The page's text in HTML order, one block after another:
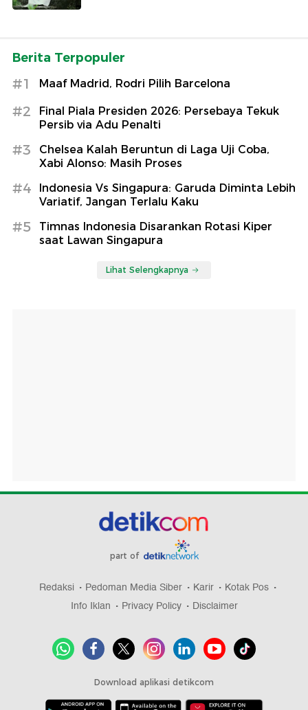
Berita Terpopuler
#1 Maaf Madrid, Rodri Pilih Barcelona
#2
Final Piala Presiden 2026: Persebaya Tekuk
Persib via Adu Penalti
#3
Chelsea Kalah Beruntun di Laga Uji Coba,
Xabi Alonso: Masih Proses
#4
Indonesia Vs Singapura: Garuda Diminta Lebih
Variatif, Jangan Terlalu Kaku
#5
Timnas Indonesia Disarankan Rotasi Kiper
saat Lawan Singapura
Lihat Selengkapnya
part of
Redaksi Pedoman Media Siber Karir
Kotak Pos
Info Iklan
Privacy Policy Disclaimer
Download aplikasi detikcom